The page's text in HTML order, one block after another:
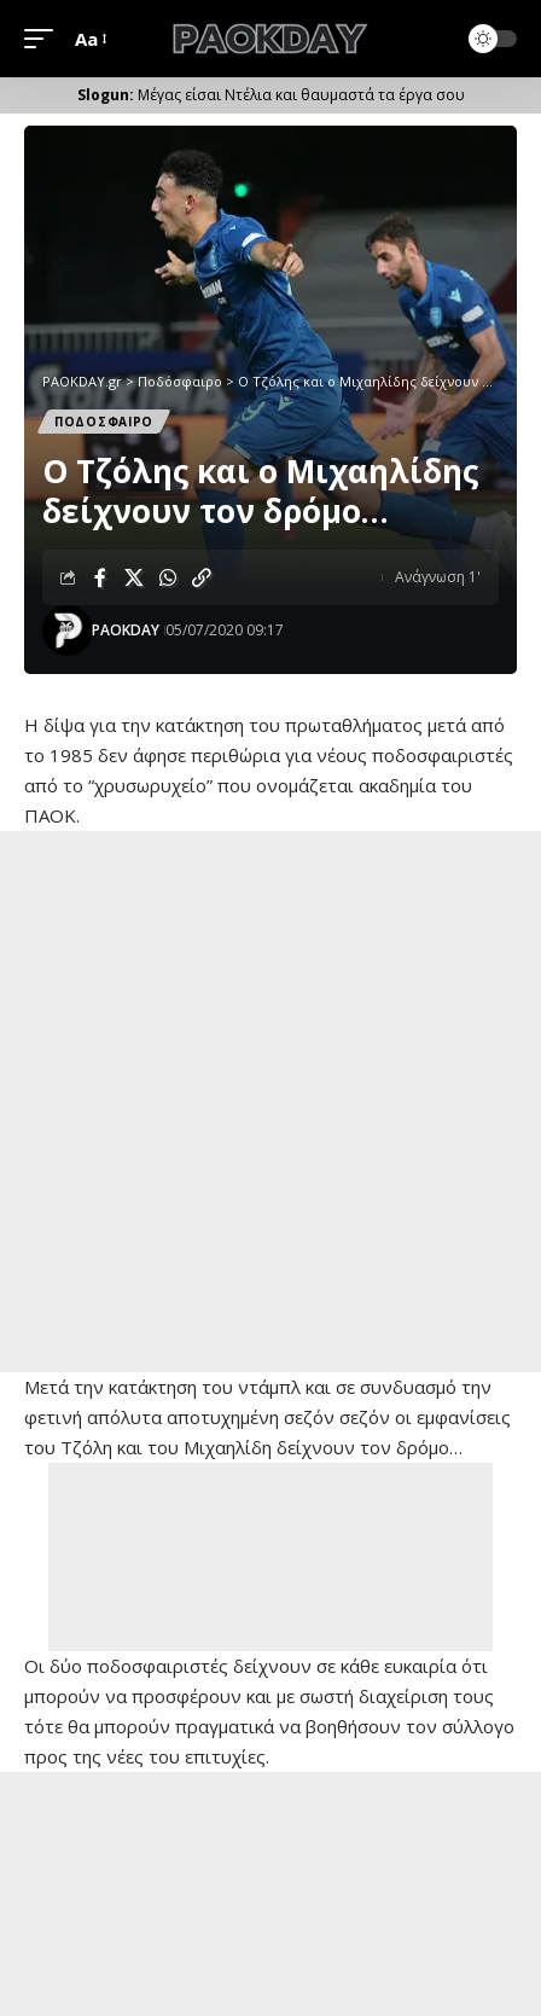
Μέγεθος
Γραμματοσειράς
Aa
Μέγας είσαι Ντέλια και θαυμαστά τα έργα σου
PAOKDAY.gr>Ποδόσφαιρο > O Tζόλης και ο Μιχαηλίδης δείχνουν τον δρόμο…
ΠΟΔΟΣΦΑΙΡΟ
O Tζόλης και ο Μιχαηλίδης
δείχνουν τον δρόμο…
PAOKDAY 05/07/2020 09:17
Ανάγνωση 1'
Η δίψα για την κατάκτηση του πρωταθλήματος μετά από
το 1985 δεν άφησε περιθώρια για νέους ποδοσφαιριστές
από το “χρυσωρυχείο” που ονομάζεται ακαδημία του
ΠΑΟΚ.
Μετά την κατάκτηση του ντάμπλ και σε συνδυασμό την
φετινή απόλυτα αποτυχημένη σεζόν σεζόν οι εμφανίσεις
του Tζόλη και του Μιχαηλίδη δείχνουν τον δρόμο…
Οι δύο ποδοσφαιριστές δείχνουν σε κάθε ευκαιρία ότι
μπορούν να προσφέρουν και με σωστή διαχείριση τους
τότε θα μπορούν πραγματικά να βοηθήσουν τον σύλλογο
προς της νέες του επιτυχίες.